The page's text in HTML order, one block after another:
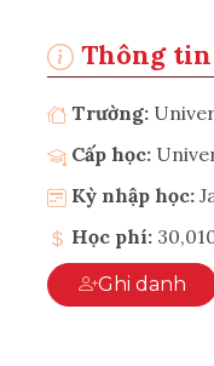
Thông tin
Trường:
Cấp học:
Kỳ nhập học:
Học phí:
Ghi danh